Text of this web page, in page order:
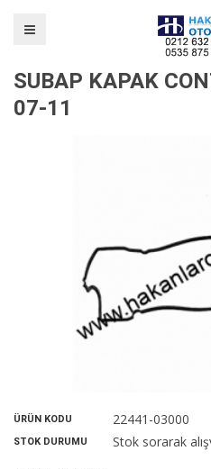
SUBAP KAPAK
07-11
ÜRÜN KODU 22441-03000
STOK DURUMU Stok sorarak